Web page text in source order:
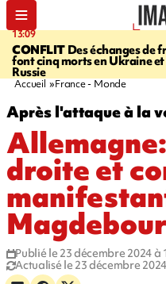
13:09
CONFLIT Des échanges de
font cinq morts en Ukraine et
Russie
Accueil France - Monde
Après l'attaque à la
droite et
Publié le 23 décembre 2024 à
Actualisé le 23 décembre